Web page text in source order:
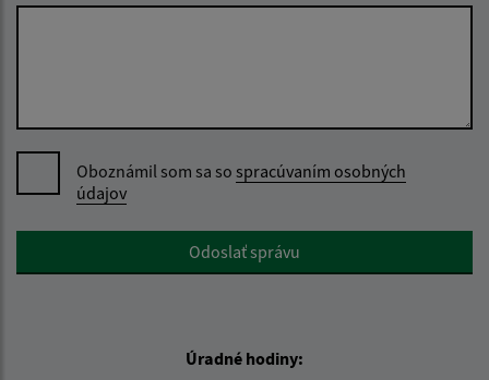
Oboznámil som sa so spracúvaním osobných
údajov
Google reCaptcha ResponseOdoslať správu
Úradné hodiny: